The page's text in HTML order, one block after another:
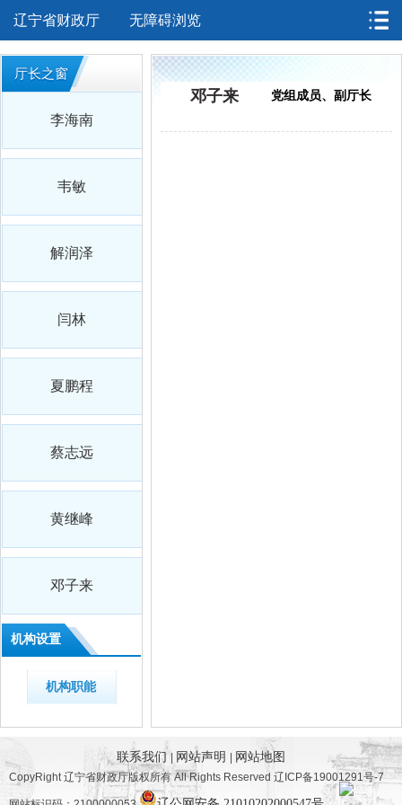
辽宁省财政厅 无障碍浏览
厅长之窗
李海南
韦敏
解润泽
闫林
夏鹏程
蔡志远
黄继峰
邓子来
机构设置
机构职能
邓子来 党组成员、副厅长
联系我们 网站声明 网站地图
CopyRight 辽宁省财政厅版权所有 All Rights Reserved 辽ICP备19001291号-7